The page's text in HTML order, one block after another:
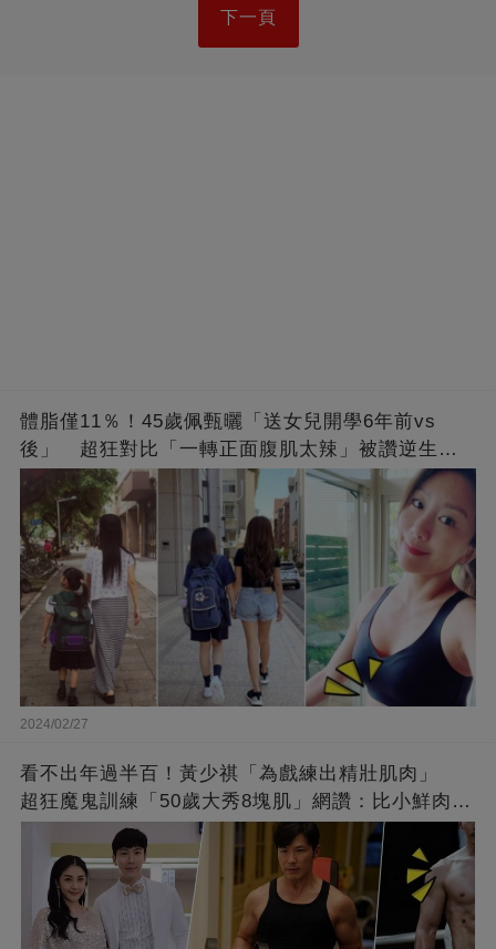
下一頁
體脂僅11％！45歲佩甄曬「送女兒開學6年前vs
後」 超狂對比「一轉正面腹肌太辣」被讚逆生
長：媽媽變姊姊❤
2024/02/27
看不出年過半百！黃少祺「為戲練出精壯肌肉」
超狂魔鬼訓練「50歲大秀8塊肌」網讚：比小鮮肉猛
❤